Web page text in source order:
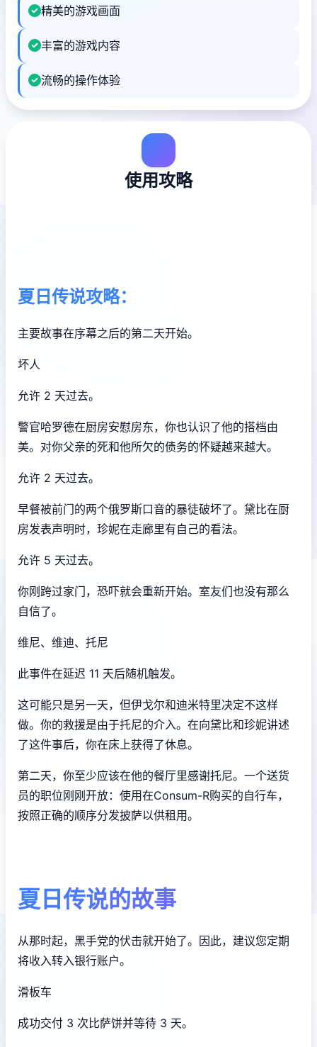
精美的游戏画面
丰富的游戏内容
流畅的操作体验
使用攻略
夏日传说攻略：
主要故事在序幕之后的第二天开始。
坏人
允许 2 天过去。
警官哈罗德在厨房安慰房东，你也认识了他的搭档由
美。对你父亲的死和他所欠的债务的怀疑越来越大。
允许 2 天过去。
早餐被前门的两个俄罗斯口音的暴徒破坏了。黛比在厨
房发表声明时，珍妮在走廊里有自己的看法。
允许 5 天过去。
你刚跨过家门，恐吓就会重新开始。室友们也没有那么
自信了。
维尼、维迪、托尼
此事件在延迟 11 天后随机触发。
这可能只是另一天，但伊戈尔和迪米特里决定不这样
做。你的救援是由于托尼的介入。在向黛比和珍妮讲述
了这件事后，你在床上获得了休息。
第二天，你至少应该在他的餐厅里感谢托尼。一个送货
员的职位刚刚开放：使用在Consum-R购买的自行车，
按照正确的顺序分发披萨以供租用。
夏日传说的故事
从那时起，黑手党的伏击就开始了。因此，建议您定期
将收入转入银行账户。
滑板车
成功交付 3 次比萨饼并等待 3 天。